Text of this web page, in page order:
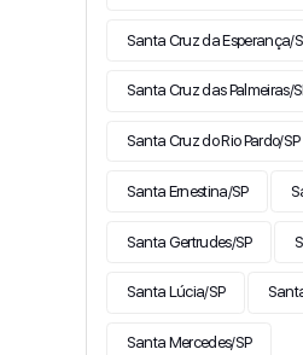
Santa Cruz da Esperança/
Santa Cruz das Palmeiras/
Santa Cruz do Rio Pardo/SP
Santa Ernestina/SP
Santa Gertrudes/SP
Santa Lúcia/SP
Santa Mercedes/SP